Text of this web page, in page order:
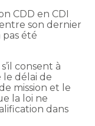
CDD en CDI
son dernier
pas été
consent à
le délai de
mission et le
la loi ne
dans